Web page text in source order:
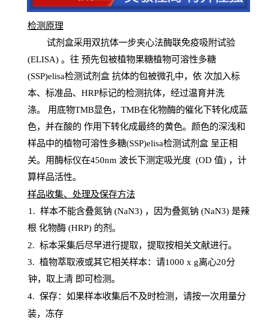
检测原理
试剂盒采用双抗体一步夹心法酶联免疫吸附试验
(ELISA) 。往 预先包被植物果糖植物可溶性多糖
(SSP)elisa检测试剂盒抗体的包被微孔中，依 次加入标
本、标准品、 HRP标记的检测抗体，经过温育并洗
涤。 用底物TMB显色， TMB在化物酶的催化下转化成蓝
色，并在酸的 作用下转化成最终的黄色。颜色的深浅和
样品中的植物可溶性多糖(SSP)elisa检测试剂盒呈正相
关。用酶标仪在450nm 波长下测定吸光度 (OD 值) ，计
算样品活性。
样品收集、处理及保存方法
1 . 样本不能含叠氮钠(NaN3) ，因为叠氮钠 (NaN3) 是辣
根 化物酶(HRP) 的剂。
2. 标本采集后尽早进行提取，提取按相关文献进行。
3. 植物萃取液或其它相关样本：请1000 x g离心20分
钟，取上清 即可检测。
4. 保存：如果样本收集后不及时检测，请按一次用量分
装，冻存